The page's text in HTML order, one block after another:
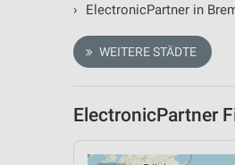
›
ElectronicPartner in
WEITERE STÄDTE
ElectronicPartner